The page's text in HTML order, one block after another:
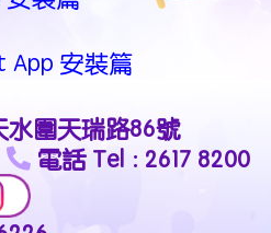
App 安裝篇
水圍天瑞路86號
電話 Tel : 2617 8200